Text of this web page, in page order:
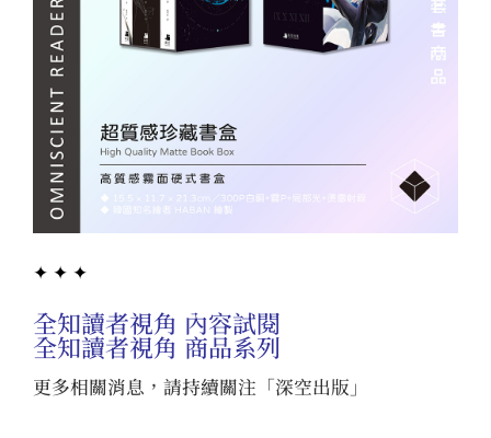
✦ ✦ ✦
全知讀者視角 內容試閱
全知讀者視角 商品系列
更多相關消息，請持續關注「深空出版 」